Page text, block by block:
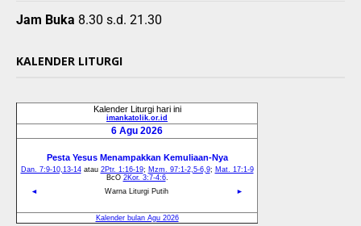
Jam Buka 8.30 s.d. 21.30
KALENDER LITURGI